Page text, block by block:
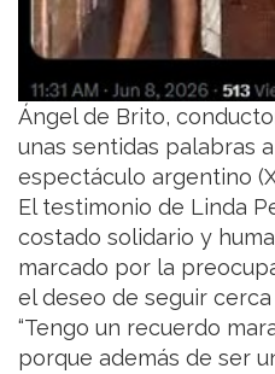
Ángel de Brito,
unas sentidas palabras
espectáculo argentino
El testimonio de Linda
costado solidario y
marcado por la
el deseo de seguir
“Tengo un recuerdo
porque además de ser